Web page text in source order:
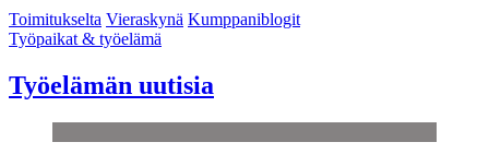
Toimitukselta Vieraskynä Kumppaniblogit
Työpaikat & työelämä
Työelämän uutisia